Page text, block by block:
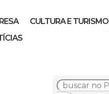
CULTURA E TURISMO